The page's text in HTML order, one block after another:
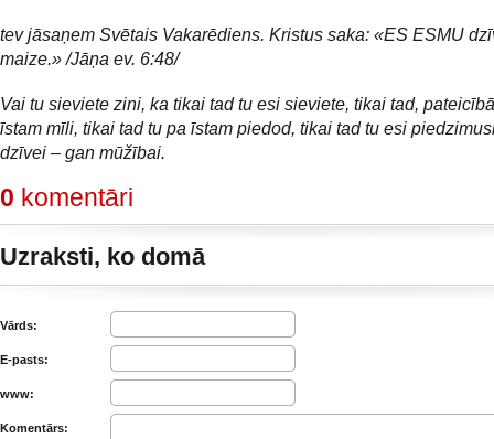
tev jāsaņem Svētais Vakarēdiens. Kristus saka: «ES ESMU
maize.» /Jāņa ev. 6:48/
Vai tu sieviete zini, ka tikai tad tu esi sieviete, tikai tad,
īstam mīli, tikai tad tu pa īstam piedod, tikai tad tu esi
dzīvei – gan mūžībai.
0 komentāri
Uzraksti, ko domā
Vārds:
E-pasts:
www:
Komentārs: